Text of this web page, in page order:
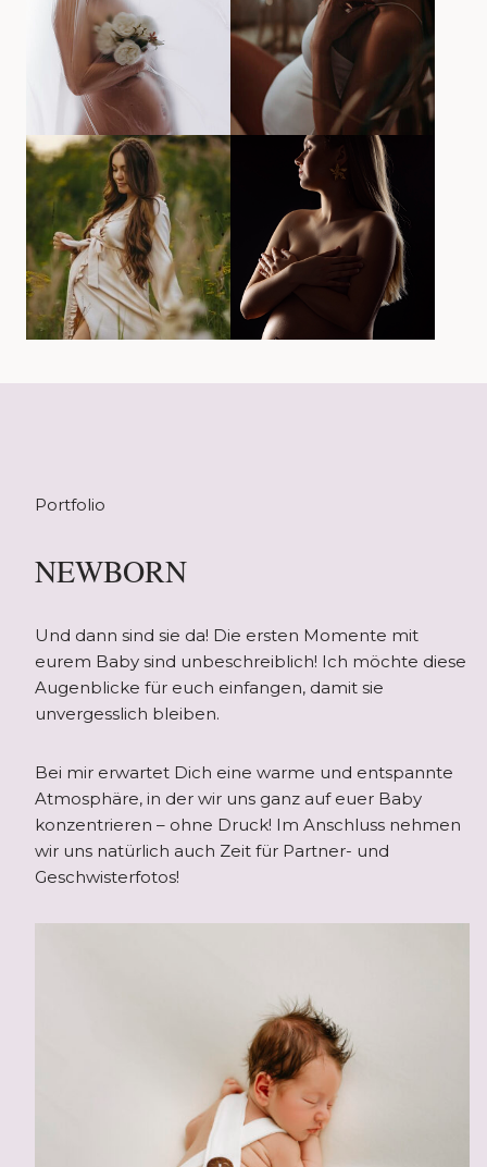
Portfolio
NEWBORN
Und dann sind sie da! Die ersten Momente mit
eurem Baby sind unbeschreiblich! Ich möchte diese
Augenblicke für euch einfangen, damit sie
unvergesslich bleiben.
Bei mir erwartet Dich eine warme und entspannte
Atmosphäre, in der wir uns ganz auf euer Baby
konzentrieren – ohne Druck! Im Anschluss nehmen
wir uns natürlich auch Zeit für Partner- und
Geschwisterfotos!